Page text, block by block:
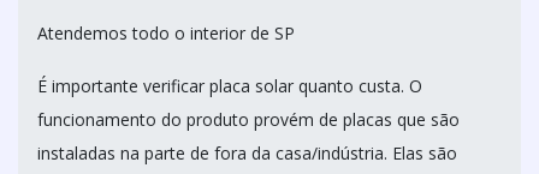
Atendemos todo o interior de SP
É importante verificar placa solar quanto custa. O
funcionamento do produto provém de placas que são
instaladas na parte de fora da casa/indústria. Elas são